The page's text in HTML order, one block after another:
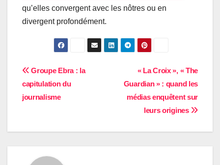
qu’elles convergent avec les nôtres ou en
divergent profondément.
Navigation
de
« La Croix », « The
Guardian » : quand les
médias enquêtent sur
leurs origines
Groupe Ebra : la
capitulation du
journalisme